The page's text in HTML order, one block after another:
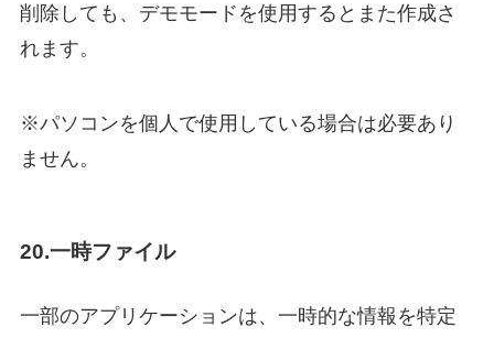
削除しても、デモモードを使用するとまた作成さ
れます。
※パソコンを個人で使用している場合は必要あり
ません。
20.一時ファイル
一部のアプリケーションは、一時的な情報を特定